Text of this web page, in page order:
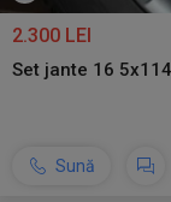
2.300 LEI
Set jante 16
Sună